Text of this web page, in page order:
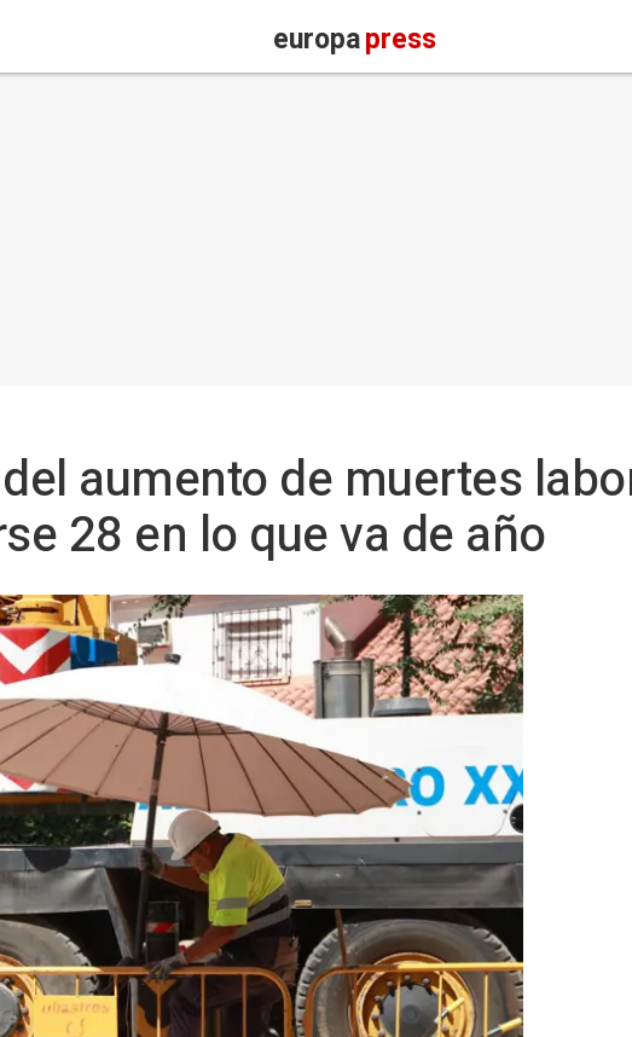
europapress
aumento de muertes
28 en lo que va de año